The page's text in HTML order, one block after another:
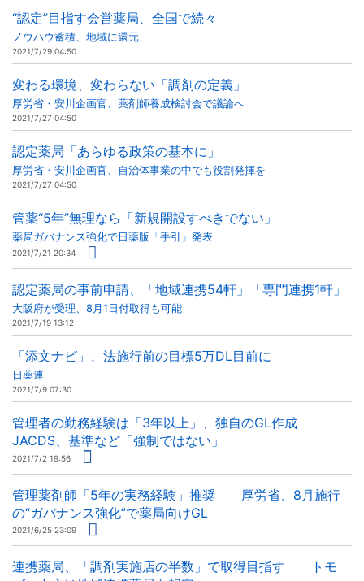
“認定”目指す会営薬局、全国で続々
ノウハウ蓄積、地域に還元
2021/7/29 04:50
変わる環境、変わらない「調剤の定義」
厚労省・安川企画官、薬剤師養成検討会で議論へ
2021/7/27 04:50
認定薬局「あらゆる政策の基本に」
厚労省・安川企画官、自治体事業の中でも役割発揮を
2021/7/27 04:50
管薬“5年”無理なら「新規開設すべきでない」
薬局ガバナンス強化で日薬版「手引」発表
2021/7/21 20:34
認定薬局の事前申請、「地域連携54軒」「専門連携1軒」
大阪府が受理、8月1日付取得も可能
2021/7/19 13:12
「添文ナビ」、法施行前の目標5万DL目前に
日薬連
2021/7/9 07:30
管理者の勤務経験は「3年以上」、独自のGL作成
JACDS、基準など「強制ではない」
2021/7/2 19:56
管理薬剤師「5年の実務経験」推奨 厚労省、8月施行
の“ガバナンス強化”で薬局向けGL
2021/6/25 23:09
連携薬局、「調剤実施店の半数」で取得目指す トモ